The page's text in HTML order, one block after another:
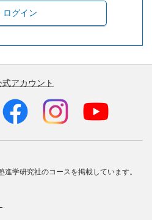
ログイン
式アカウント
学研究社のコースを掲載しています。